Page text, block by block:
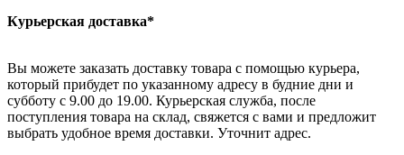
Курьерская доставка*
Вы можете заказать доставку товара с помощью курьера,
который прибудет по указанному адресу в будние дни и
субботу с 9.00 до 19.00. Курьерская служба, после
поступления товара на склад, свяжется с вами и предложит
выбрать удобное время доставки. Уточнит адрес.